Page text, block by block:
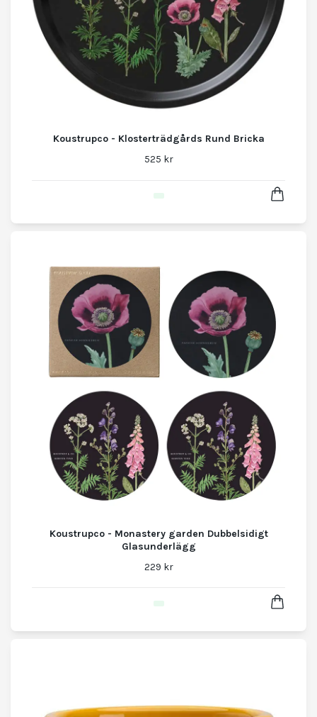
Koustrupco - Klosterträdgårds Rund Bricka
525 kr
Koustrupco - Monastery garden Dubbelsidigt
Glasunderlägg
229 kr